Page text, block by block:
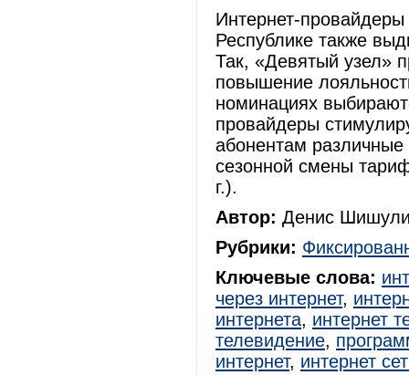
Интернет-
Республике также
Так, «Девятый узел»
повышение
номинациях
провайдеры
абонентам
сезонной смены
г.).
Автор: Денис
Рубрики:
Ключевые слова:
через интернет,
интернета, интернет
телевидение,
интернет, интернет